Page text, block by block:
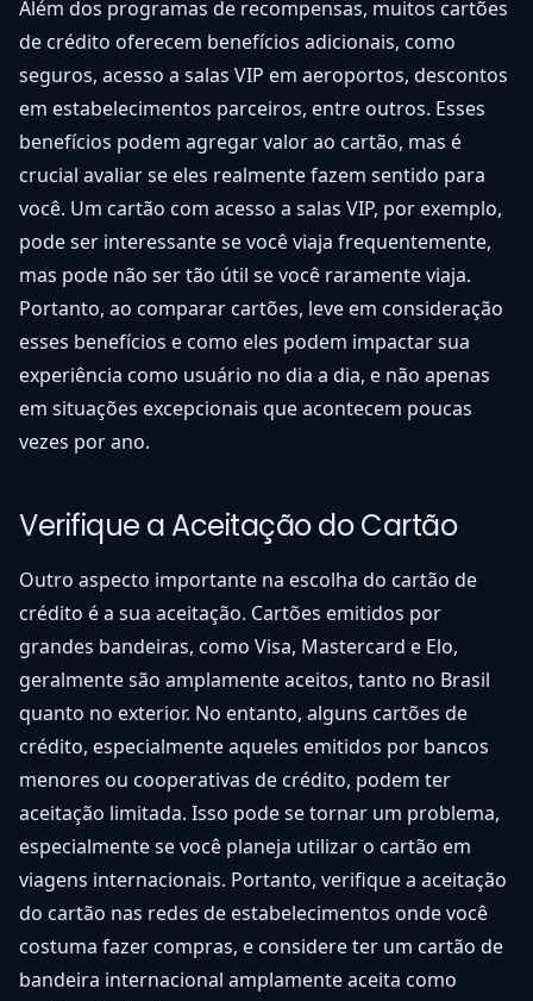
Além dos programas de recompensas, muitos cartões
de crédito oferecem benefícios adicionais, como
seguros, acesso a salas VIP em aeroportos, descontos
em estabelecimentos parceiros, entre outros. Esses
benefícios podem agregar valor ao cartão, mas é
crucial avaliar se eles realmente fazem sentido para
você. Um cartão com acesso a salas VIP, por exemplo,
pode ser interessante se você viaja frequentemente,
mas pode não ser tão útil se você raramente viaja.
Portanto, ao comparar cartões, leve em consideração
esses benefícios e como eles podem impactar sua
experiência como usuário no dia a dia, e não apenas
em situações excepcionais que acontecem poucas
vezes por ano.
Verifique a Aceitação do Cartão
Outro aspecto importante na escolha do cartão de
crédito é a sua aceitação. Cartões emitidos por
grandes bandeiras, como Visa, Mastercard e Elo,
geralmente são amplamente aceitos, tanto no Brasil
quanto no exterior. No entanto, alguns cartões de
crédito, especialmente aqueles emitidos por bancos
menores ou cooperativas de crédito, podem ter
aceitação limitada. Isso pode se tornar um problema,
especialmente se você planeja utilizar o cartão em
viagens internacionais. Portanto, verifique a aceitação
do cartão nas redes de estabelecimentos onde você
costuma fazer compras, e considere ter um cartão de
bandeira internacional amplamente aceita como